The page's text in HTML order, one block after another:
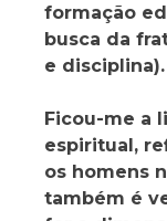
formação
busca da
e disciplina).
Ficou-me a
espiritual,
os homens
também é